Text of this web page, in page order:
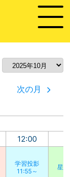
次の月
12:00
学習投影
11:55～
星